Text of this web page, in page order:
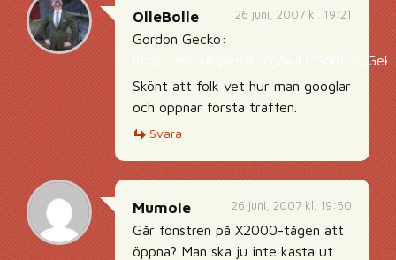
26 juni, 2007 kl. 19:21
OlleBolle
Gordon Gecko:
http://en.wikipedia.org/wiki/
Skönt att folk vet hur man googlar
och öppnar första träffen.
Svara
26 juni, 2007 kl. 19:50
Mumole
Går fönstren på X2000-tågen att
öppna? Man ska ju inte kasta ut